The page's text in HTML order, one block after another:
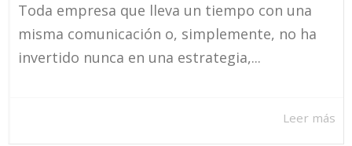
Toda empresa que lleva un tiempo con una
misma comunicación o, simplemente, no ha
invertido nunca en una estrategia,...
Leer más